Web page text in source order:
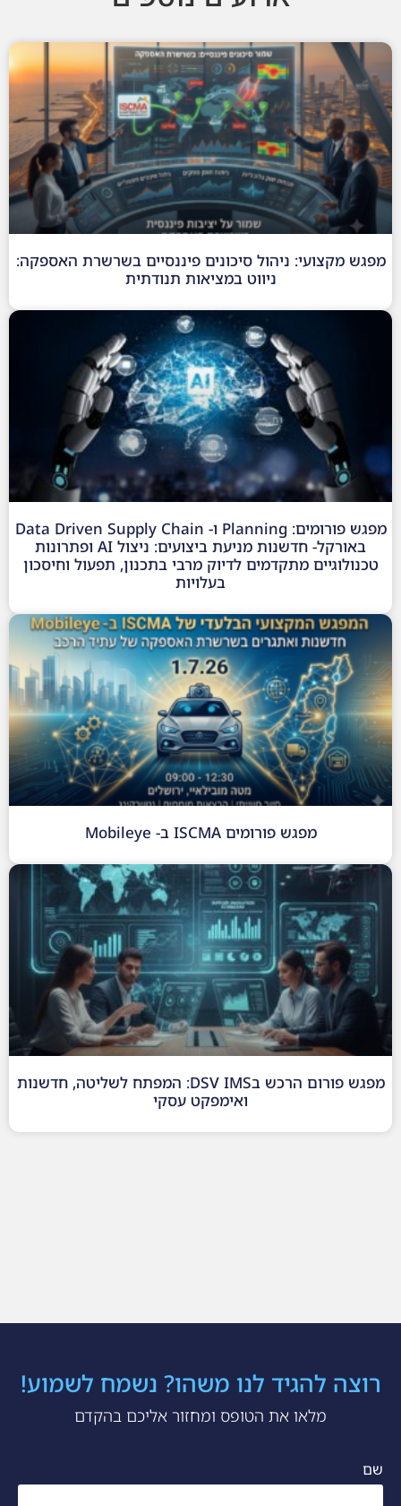
מפגש מקצועי: ניהול סיכונים פיננסיים בשרשרת האספקה:
ניווט במציאות תנודתית
מפגש פורומים: Planning ו- Data Driven Supply Chain
באורקל- חדשנות מניעת ביצועים: ניצול AI ופתרונות
טכנולוגיים מתקדמים לדיוק מרבי בתכנון, תפעול וחיסכון
בעלויות
מפגש פורומים ISCMA ב- Mobileye
מפגש פורום הרכש בDSV IMS: המפתח לשליטה, חדשנות
ואימפקט עסקי
רוצה להגיד לנו משהו? נשמח לשמוע!
מלאו את הטופס ומחזור אליכם בהקדם
שם